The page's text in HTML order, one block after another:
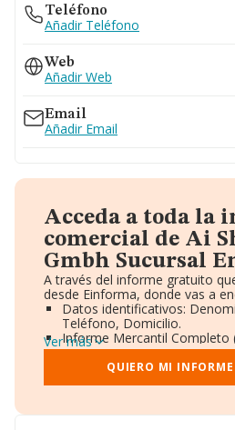
Teléfono
Añadir Teléfono
Web
Añadir Web
Email
Añadir Email
Acceda a toda la
comercial de Ai
Gmbh Sucursal
A través del informe gratuito
desde Einforma, donde vas a
Datos identificativos:
Teléfono, Domicilio.
Informe Mercantil Completo
Gráficos de Evolución
Consejo de Administración y
Directivos y Ejecutivos.
Ver más
QUIERO MI